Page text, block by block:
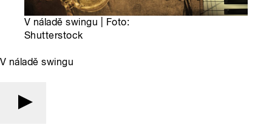
V náladě swingu | Foto:
Shutterstock
V náladě swingu